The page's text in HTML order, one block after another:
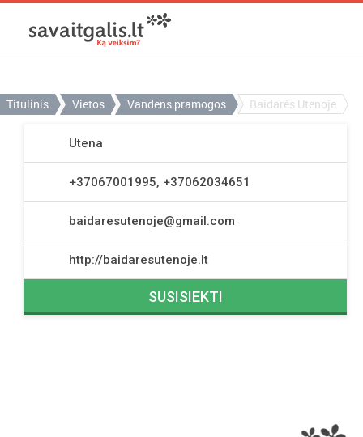
Titulinis Vietos Vandens pramogos Baidarės Utenoje
Utena
+37067001995, +37062034651
baidaresutenoje@gmail.com
http://baidaresutenoje.lt
SUSISIEKTI